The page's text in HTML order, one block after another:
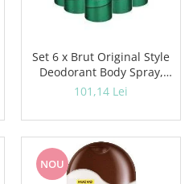
Set 6 x Brut Original Style
Deodorant Body Spray,
Fresh, Verde 200 ml
101,14 Lei
NOU